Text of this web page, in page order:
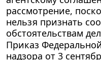
рассмотрение,
нельзя признать
обстоятельствам
Приказ
надзора от 3